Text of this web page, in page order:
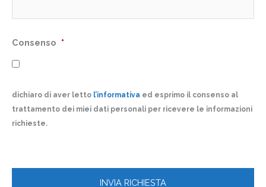
Consenso *
dichiaro di aver letto l’informativa ed esprimo il consenso al
trattamento dei miei dati personali per ricevere le informazioni
richieste.